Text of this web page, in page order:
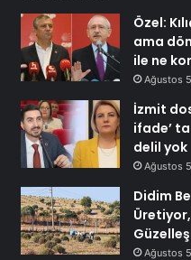
Özel:
ama
ile ne
Ağustos
İzmit
ifade’
delil yok
Ağustos
Didim
Ağustos